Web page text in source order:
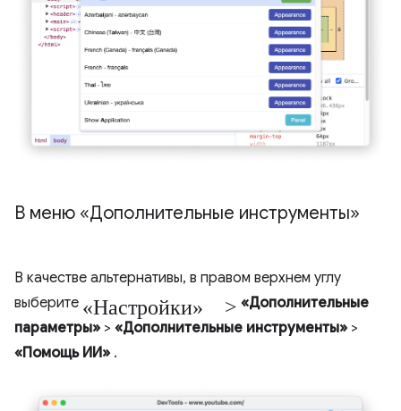
В меню «Дополнительные инструменты»
В качестве альтернативы, в правом верхнем углу
выберите «Настройки» > «Дополнительные
параметры» > «Дополнительные инструменты» >
«Помощь ИИ» .